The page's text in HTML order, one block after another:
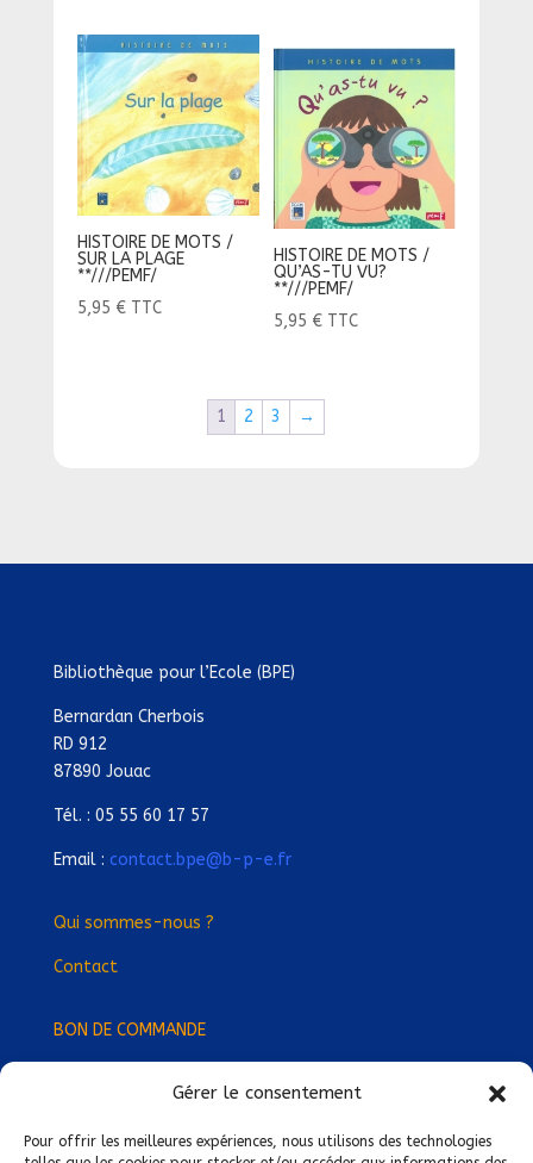
Gérer le consentement
Pour offrir les meilleures expériences, nous utilisons des technologies
HISTOIRE DE MOTS /
SUR LA PLAGE
**///PEMF/
5,95 € TTC
HISTOIRE DE MOTS /
QU’AS-TU VU?
**///PEMF/
5,95 € TTC
1 2 3 →
Bibliothèque pour l’Ecole (BPE)
Bernardan Cherbois
RD 912
87890 Jouac
Tél. : 05 55 60 17 57
Email : contact.bpe@b-p-e.fr
Qui sommes-nous ?
Contact
BON DE COMMANDE
Devenez Délégué·e Régional·e !
Trouvez-nous près de chez vous !